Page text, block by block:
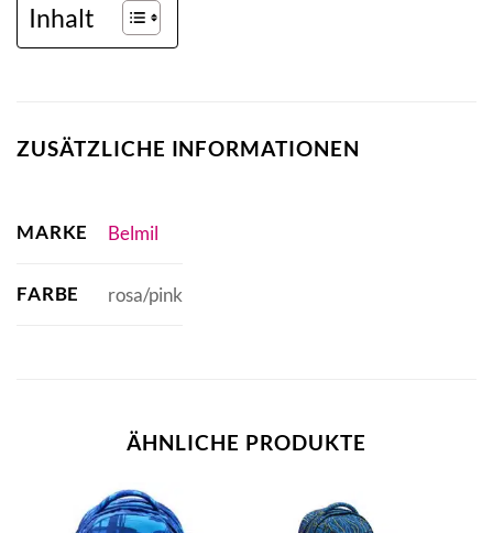
Inhalt
ZUSÄTZLICHE INFORMATIONEN
MARKE Belmil
FARBE rosa/pink
ÄHNLICHE PRODUKTE